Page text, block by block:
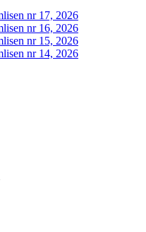
nr 17, 2026
nr 16, 2026
nr 15, 2026
nr 14, 2026